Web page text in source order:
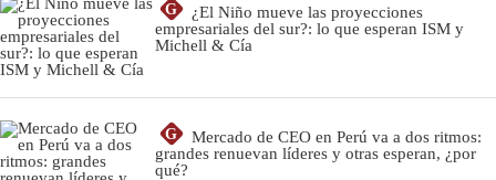
G
¿El Niño mueve las proyecciones
empresariales del sur?: lo que esperan ISM y
Michell & Cía
G
Mercado de CEO en Perú va a dos ritmos:
grandes renuevan líderes y otras esperan, ¿por
qué?